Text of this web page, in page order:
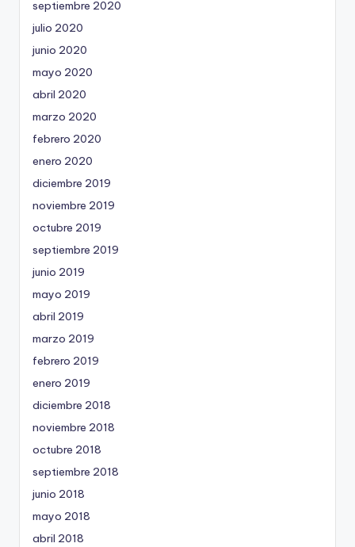
septiembre 2020
julio 2020
junio 2020
mayo 2020
abril 2020
marzo 2020
febrero 2020
enero 2020
diciembre 2019
noviembre 2019
octubre 2019
septiembre 2019
junio 2019
mayo 2019
abril 2019
marzo 2019
febrero 2019
enero 2019
diciembre 2018
noviembre 2018
octubre 2018
septiembre 2018
junio 2018
mayo 2018
abril 2018